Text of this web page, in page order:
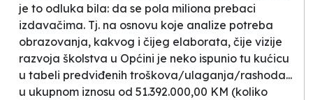
je to odluka bila: da se pola miliona prebaci
izdavačima. Tj. na osnovu koje analize potreba
obrazovanja, kakvog i čijeg elaborata, čije vizije
razvoja školstva u Općini je neko ispunio tu kućicu
u tabeli predviđenih troškova/ulaganja/rashoda...
u ukupnom iznosu od 51.392.000,00 KM (koliko